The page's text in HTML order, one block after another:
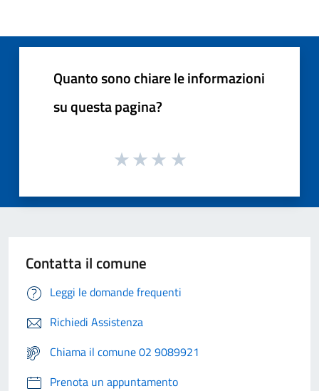
Quanto sono chiare le informazioni
su questa pagina?
Contatta il comune
Leggi le domande frequenti
Richiedi Assistenza
Chiama il comune 02 9089921
Prenota un appuntamento